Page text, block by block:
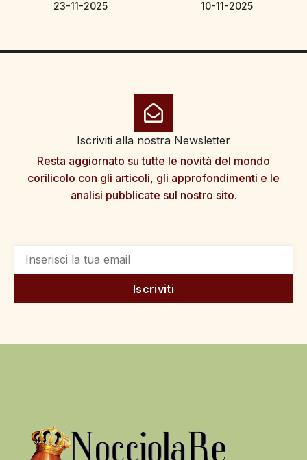
23-11-2025
10-11-2025
Iscriviti alla nostra Newsletter
Resta aggiornato su tutte le novità del mondo
corilicolo con gli articoli, gli approfondimenti e le
analisi pubblicate sul nostro sito.
Iscriviti